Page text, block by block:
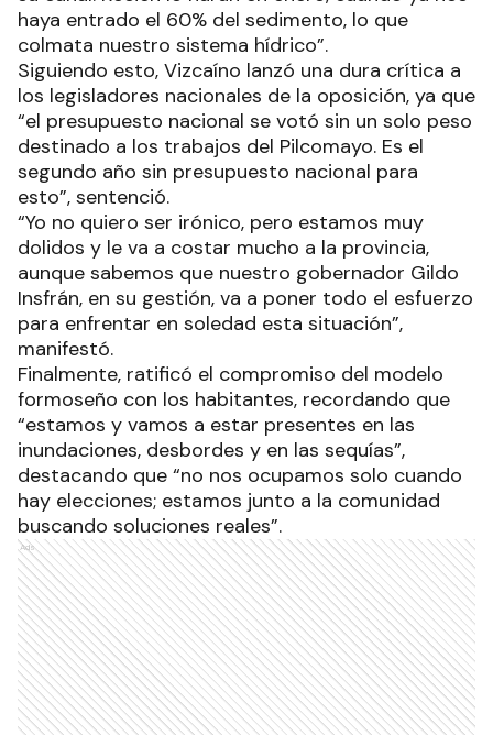
haya entrado el 60% del sedimento, lo que
colmata nuestro sistema hídrico”.
Siguiendo esto, Vizcaíno lanzó una dura crítica a
los legisladores nacionales de la oposición, ya que
“el presupuesto nacional se votó sin un solo peso
destinado a los trabajos del Pilcomayo. Es el
segundo año sin presupuesto nacional para
esto”, sentenció.
“Yo no quiero ser irónico, pero estamos muy
dolidos y le va a costar mucho a la provincia,
aunque sabemos que nuestro gobernador Gildo
Insfrán, en su gestión, va a poner todo el esfuerzo
para enfrentar en soledad esta situación”,
manifestó.
Finalmente, ratificó el compromiso del modelo
formoseño con los habitantes, recordando que
“estamos y vamos a estar presentes en las
inundaciones, desbordes y en las sequías”,
destacando que “no nos ocupamos solo cuando
hay elecciones; estamos junto a la comunidad
buscando soluciones reales”.
Ads